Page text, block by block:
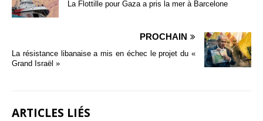
La Flottille pour Gaza a pris la mer à Barcelone
PROCHAIN
La résistance libanaise a mis en échec le projet du «
Grand Israël »
ARTICLES LIÉS